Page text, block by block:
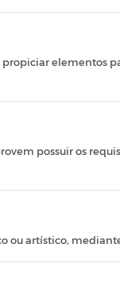
elementos
possuir os
ou artístico,